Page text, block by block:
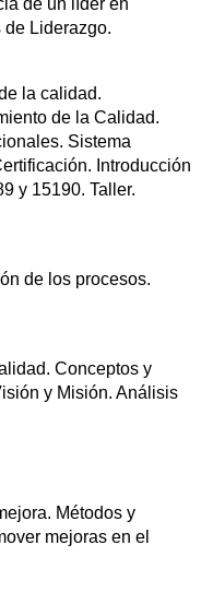
de un líder en
Liderazgo.
la calidad.
de la Calidad.
Sistema
Introducción
y 15190. Taller.
de los procesos.
Conceptos y
y Misión. Análisis
Métodos y
mejoras en el